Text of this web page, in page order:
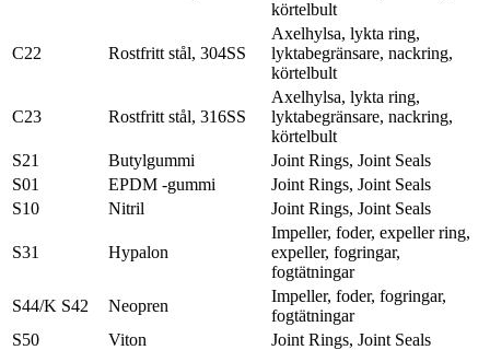
körtelbult
C22 Rostfritt stål, 304SS
Axelhylsa, lykta ring,
lyktabegränsare, nackring,
körtelbult
C23 Rostfritt stål, 316SS
Axelhylsa, lykta ring,
lyktabegränsare, nackring,
körtelbult
S21
Butylgummi
Joint Rings, Joint Seals
S01
EPDM -gummi
Joint Rings, Joint Seals
S10
Nitril Joint Rings, Joint Seals
S31 Hypalon
Impeller, foder, expeller ring,
expeller, fogringar,
fogtätningar
S44/K S42
Neopren
Impeller, foder, fogringar,
fogtätningar
S50
Viton Joint Rings, Joint Seals